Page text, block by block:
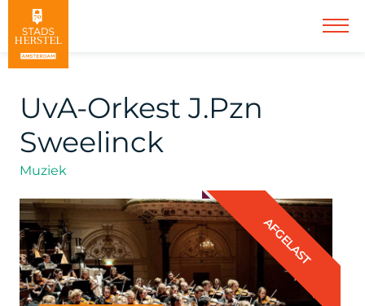
UvA-Orkest J.Pzn
Sweelinck
Muziek
AFGELAST